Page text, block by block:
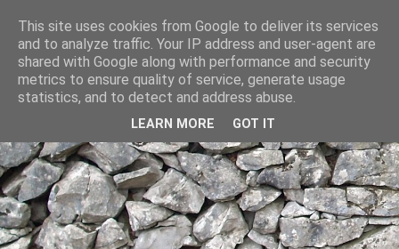
This site uses cookies from Google to deliver its services
and to analyze traffic. Your IP address and user-agent are
shared with Google along with performance and security
metrics to ensure quality of service, generate usage
statistics, and to detect and address abuse.
LEARN MORE GOT IT